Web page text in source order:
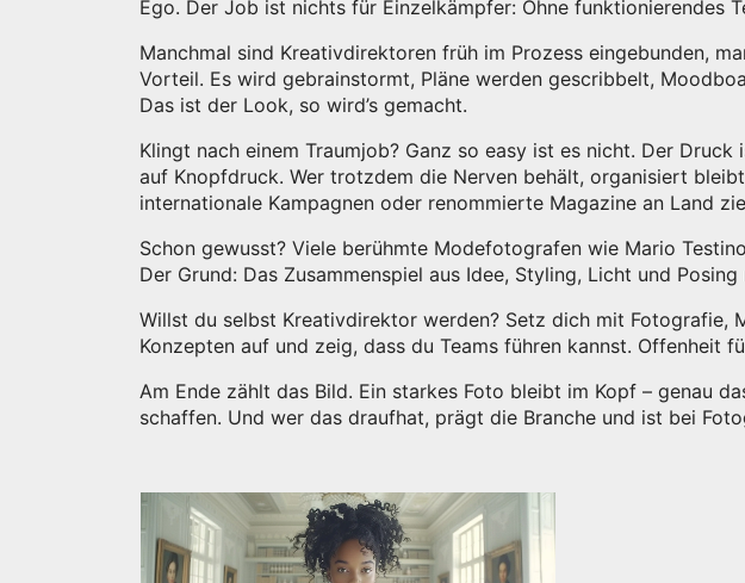
Ego. Der Job ist nichts für Einzelkämpfer: Ohne funktionierendes
Manchmal sind Kreativdirektoren früh im Prozess eingebunden,
Vorteil. Es wird gebrainstormt, Pläne werden gescribbelt,
Das ist der Look, so wird’s gemacht.
Klingt nach einem Traumjob? Ganz so easy ist es nicht. Der
auf Knopfdruck. Wer trotzdem die Nerven behält, organisiert
internationale Kampagnen oder renommierte Magazine an Land
Schon gewusst? Viele berühmte Modefotografen wie Mario
Der Grund: Das Zusammenspiel aus Idee, Styling, Licht und
Willst du selbst Kreativdirektor werden? Setz dich mit Fotografie,
Konzepten auf und zeig, dass du Teams führen kannst. Offenheit
Am Ende zählt das Bild. Ein starkes Foto bleibt im Kopf – genau
schaffen. Und wer das draufhat, prägt die Branche und ist bei